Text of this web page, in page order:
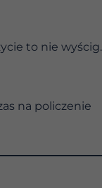
to nie wyścig.
na policzenie